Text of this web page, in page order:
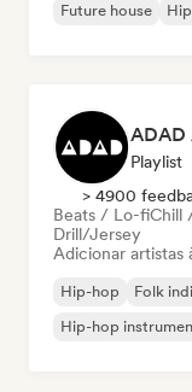
Future house
ADAD
Playlist
> 4900
Beats / Lo-fiChill
Drill/Jersey
Adicionar artistas
Hip-hop Folk
Hip-hop